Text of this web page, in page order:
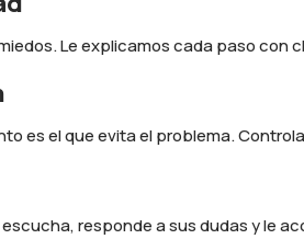
Le explicamos cada paso con
es el que evita el problema.
responde a sus dudas y le